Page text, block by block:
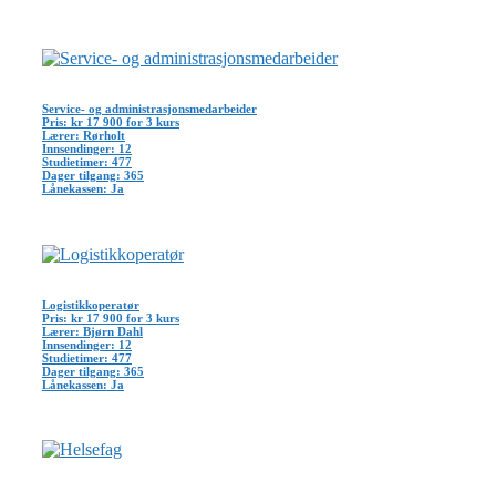
Service- og administrasjonsmedarbeider
Pris: kr 17 900 for 3 kurs
Lærer: Rørholt
Innsendinger: 12
Studietimer: 477
Dager tilgang: 365
Lånekassen: Ja
Logistikkoperatør
Pris: kr 17 900 for 3 kurs
Lærer: Bjørn Dahl
Innsendinger: 12
Studietimer: 477
Dager tilgang: 365
Lånekassen: Ja